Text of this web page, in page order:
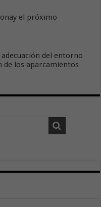
el próximo
del entorno
de los aparcamientos